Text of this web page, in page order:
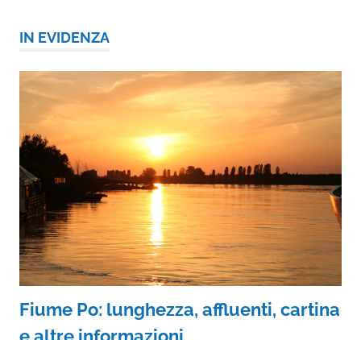
IN EVIDENZA
Fiume Po: lunghezza, affluenti, cartina